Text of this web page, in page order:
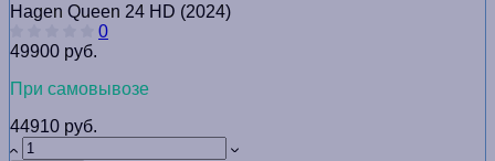
Hagen Queen 24 HD (2024)
0
49900 руб.
При самовывозе
44910 руб.